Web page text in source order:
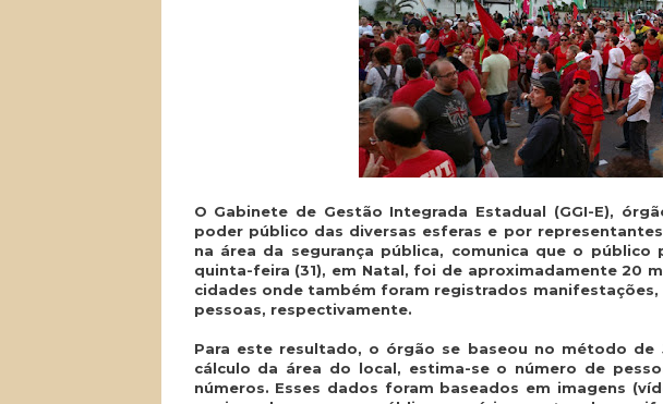
O Gabinete de Gestão Integrada Estadual (GGI-E),
poder público das diversas esferas e por
na área da segurança pública, comunica que o
quinta-feira (31), em Natal, foi de aproximadamente 20
cidades onde também foram registrados
pessoas, respectivamente.
Para este resultado, o órgão se baseou no método de
cálculo da área do local, estima-se o número de
números. Esses dados foram baseados em imagens